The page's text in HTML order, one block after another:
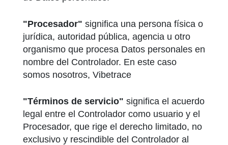
"Procesador" significa una persona física o
jurídica, autoridad pública, agencia u otro
organismo que procesa Datos personales en
nombre del Controlador. En este caso
somos nosotros, Vibetrace
"Términos de servicio" significa el acuerdo
legal entre el Controlador como usuario y el
Procesador, que rige el derecho limitado, no
exclusivo y rescindible del Controlador al